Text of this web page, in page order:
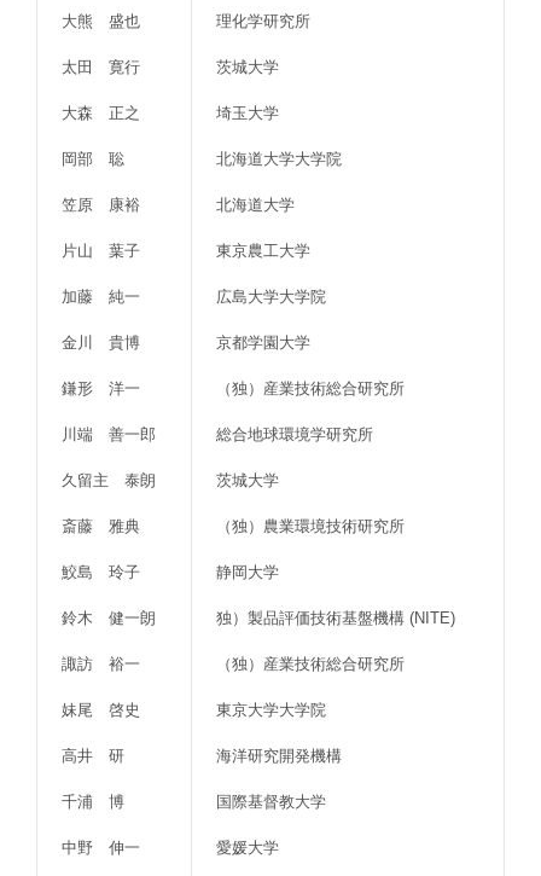
大熊 盛也 理化学研究所
太田 寛行 茨城大学
大森 正之 埼玉大学
岡部 聡 北海道大学大学院
笠原 康裕 北海道大学
片山 葉子 東京農工大学
加藤 純一 広島大学大学院
金川 貴博 京都学園大学
鎌形 洋一 （独）産業技術総合研究所
川端 善一郎 総合地球環境学研究所
久留主 泰朗 茨城大学
斎藤 雅典 （独）農業環境技術研究所
鮫島 玲子 静岡大学
鈴木 健一朗 独）製品評価技術基盤機構 (NITE)
諏訪 裕一 （独）産業技術総合研究所
妹尾 啓史 東京大学大学院
高井 研 海洋研究開発機構
千浦 博 国際基督教大学
中野 伸一 愛媛大学